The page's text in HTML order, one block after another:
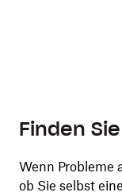
Finden
Wenn Probleme
ob Sie selbst